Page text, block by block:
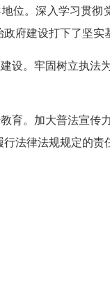
地位。深入学习贯彻
府建设打下了坚实
设。牢固树立执法
育。 加大普法宣传
行法律法规规定的责